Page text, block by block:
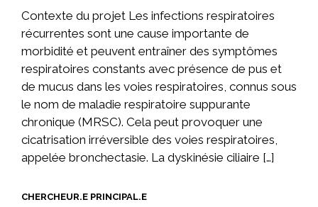
Contexte du projet Les infections respiratoires
récurrentes sont une cause importante de
morbidité et peuvent entraîner des symptômes
respiratoires constants avec présence de pus et
de mucus dans les voies respiratoires, connus sous
le nom de maladie respiratoire suppurante
chronique (MRSC). Cela peut provoquer une
cicatrisation irréversible des voies respiratoires,
appelée bronchectasie. La dyskinésie ciliaire […]
CHERCHEUR.E PRINCIPAL.E